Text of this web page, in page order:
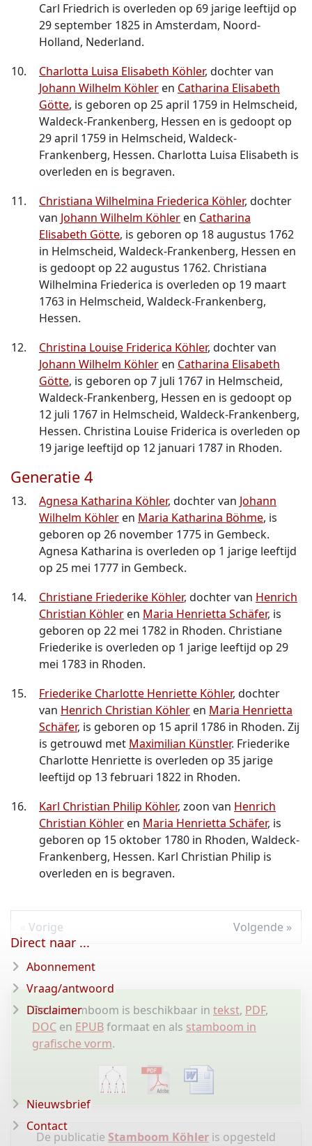
Carl Friedrich is overleden op 69 jarige leeftijd op
29 september 1825 in Amsterdam, Noord-
Holland, Nederland.
10.
Charlotta Luisa Elisabeth Köhler, dochter van
Johann Wilhelm Köhler en Catharina Elisabeth
Götte, is geboren op 25 april 1759 in Helmscheid,
Waldeck-Frankenberg, Hessen en is gedoopt op
29 april 1759 in Helmscheid, Waldeck-
Frankenberg, Hessen. Charlotta Luisa Elisabeth is
overleden en is begraven.
11.
Christiana Wilhelmina Friederica Köhler, dochter
van Johann Wilhelm Köhler en Catharina
Elisabeth Götte, is geboren op 18 augustus 1762
in Helmscheid, Waldeck-Frankenberg, Hessen en
is gedoopt op 22 augustus 1762. Christiana
Wilhelmina Friederica is overleden op 19 maart
1763 in Helmscheid, Waldeck-Frankenberg,
Hessen.
12.
Christina Louise Friderica Köhler, dochter van
Johann Wilhelm Köhler en Catharina Elisabeth
Götte, is geboren op 7 juli 1767 in Helmscheid,
Waldeck-Frankenberg, Hessen en is gedoopt op
12 juli 1767 in Helmscheid, Waldeck-Frankenberg,
Hessen. Christina Louise Friderica is overleden op
19 jarige leeftijd op 12 januari 1787 in Rhoden.
Generatie 4
13. Agnesa Katharina Köhler, dochter van Johann
Wilhelm Köhler en Maria Katharina Böhme, is
geboren op 26 november 1775 in Gembeck.
Agnesa Katharina is overleden op 1 jarige leeftijd
op 25 mei 1777 in Gembeck.
14.
Christiane Friederike Köhler, dochter van Henrich
Christian Köhler en Maria Henrietta Schäfer, is
geboren op 22 mei 1782 in Rhoden. Christiane
Friederike is overleden op 1 jarige leeftijd op 29
mei 1783 in Rhoden.
15.
Friederike Charlotte Henriette Köhler, dochter
van Henrich Christian Köhler en Maria Henrietta
Schäfer, is geboren op 15 april 1786 in Rhoden. Zij
is getrouwd met Maximilian Künstler. Friederike
Charlotte Henriette is overleden op 35 jarige
leeftijd op 13 februari 1822 in Rhoden.
16.
Karl Christian Philip Köhler, zoon van Henrich
Christian Köhler en Maria Henrietta Schäfer, is
geboren op 15 oktober 1780 in Rhoden, Waldeck-
Frankenberg, Hessen. Karl Christian Philip is
overleden en is begraven.
Vorige Volgende
Deze stamboom is beschikbaar in tekst, PDF,
DOC en EPUBformaat en als stamboom in
grafische vorm.
De publicatie Stamboom Köhler is opgesteld
Direct naar ...
Abonnement
Vraag/antwoord
Disclaimer
Nieuwsbrief
Contact